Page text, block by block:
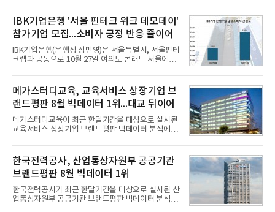
IBK기업은행 '서울 핀테크 위크 데모데이'
참가기업 모집...소비자 긍정 반응 줄이어
IBK기업은행(은행장 장민영)은 서울특별시, 서울핀테
크랩과 공동으로 10월 27일 여의도 콘래드 서울에서
IBK기업은행’에 참가할 기업을 모집한다고 10일 밝혔
다.이번 데모데이는 ‘AX 기반 디지털금융의 전환’을
주제로 개최되는 ‘서울 핀테크 위크 2026’의 공식 프
로그램으로, 우수한 AX 기반 핀테크 기업을 발굴하고
투자유치와 사업 협력 기회를 지원하기 위해 마련됐
다.참여 대상은 창업 7년 이내의 서울 소재 핀테크 스
타트업과 중소기업 창업 지원법에 따른 신사업 분야
다.심사를
메가스터디교육, 교육서비스 상장기업 브
랜드평판 8월 빅데이터 1위...대교 뒤이어
메가스터디교육이 최근 한달기간을 대상으로 실시된
교육서비스 상장기업 브랜드평판 빅데이터 분석에서
일 한국기업평판연구소(소장 구창환)는 국내 교육서
비스 상장기업 브랜드를 대상으로 지난 7월 7일부터
8월 7일까지 수집된 소비자 빅데이터 10,074,233건
을 분석한 결과, 메가스터디교육이 브랜드평판지수
1,710,926을 기록하며 8월 1위에 올랐다고 밝혔다.
분석에 활용된 빅데이터는 지난 7월(9,491,206건) 대
비 6.14% 증가한 수치로, 교육서비스 상장기업 브랜
한국전력공사, 산업통상자원부 공공기관
브랜드평판 8월 빅데이터 1위
한국전력공사가 최근 한달기간을 대상으로 실시된 산
업통상자원부 공공기관 브랜드평판 빅데이터 분석에